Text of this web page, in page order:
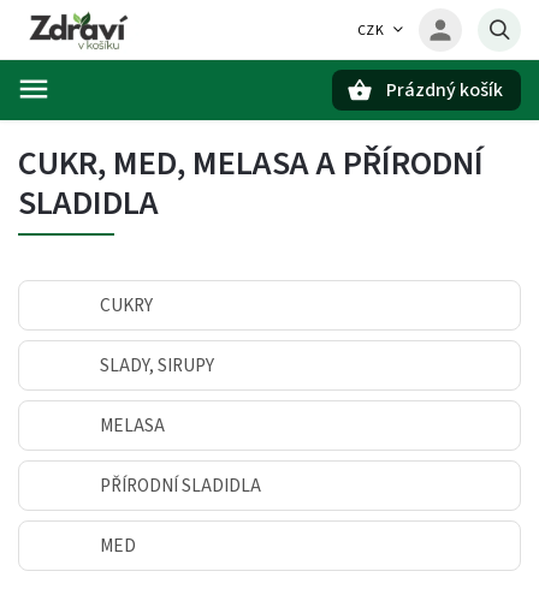
CZK
Prázdný košík
CUKR, MED, MELASA A PŘÍRODNÍ
SLADIDLA
CUKRY
SLADY, SIRUPY
MELASA
PŘÍRODNÍ SLADIDLA
MED